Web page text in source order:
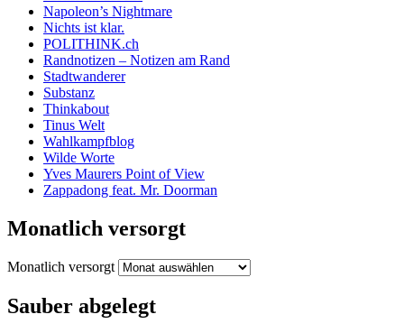
Napoleon’s Nightmare
Nichts ist klar.
POLITHINK.ch
Randnotizen – Notizen am Rand
Stadtwanderer
Substanz
Thinkabout
Tinus Welt
Wahlkampfblog
Wilde Worte
Yves Maurers Point of View
Zappadong feat. Mr. Doorman
Monatlich versorgt
Monatlich versorgt
Sauber abgelegt